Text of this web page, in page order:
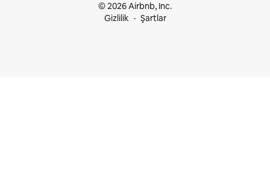
© 2026 Airbnb, Inc.
Gizlilik
Şartlar